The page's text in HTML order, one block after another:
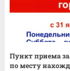
Пункт приема
по месту